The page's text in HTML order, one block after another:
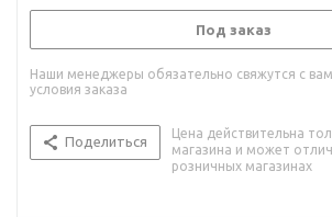
Под заказ
Наши менеджеры обязательно свяжутся с
условия заказа
Поделиться
Цена действительна
магазина и может
розничных магазинах